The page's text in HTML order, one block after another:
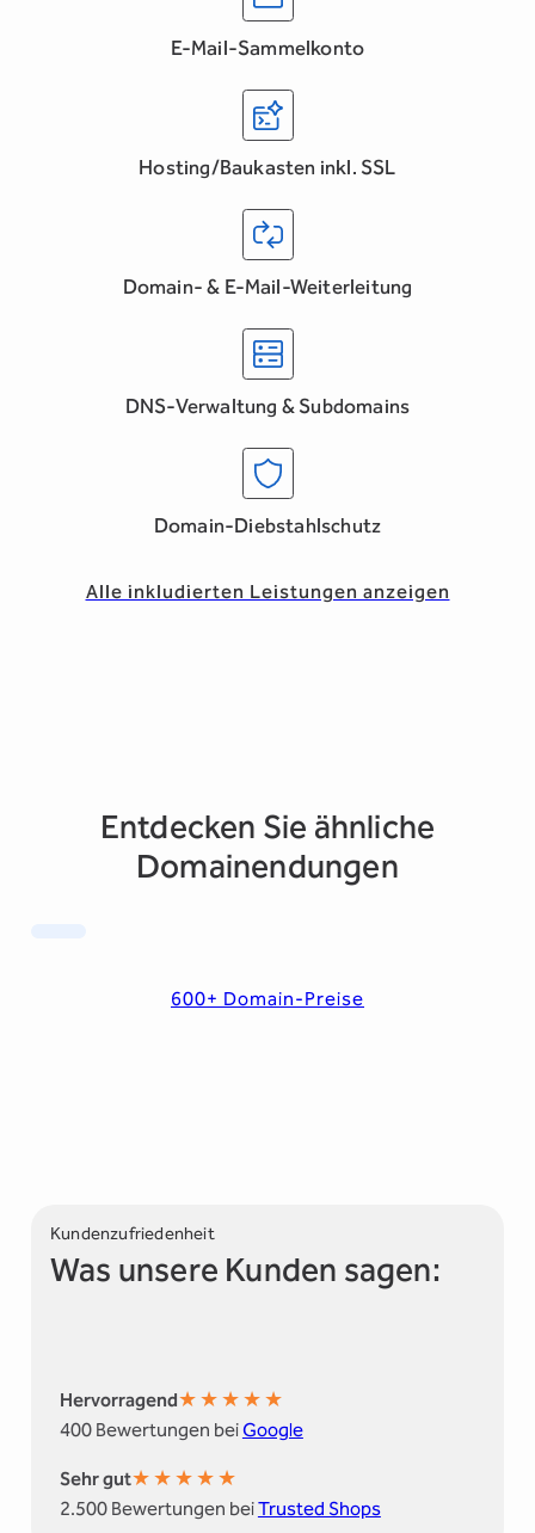
E-Mail-Sammelkonto
Hosting/Baukasten inkl. SSL
Domain- & E-Mail-Weiterleitung
DNS-Verwaltung & Subdomains
Domain-Diebstahlschutz
Alle inkludierten Leistungen anzeigen
Entdecken Sie ähnliche
Domainendungen
600+ Domain-Preise
Kundenzufriedenheit
Was unsere Kunden sagen:
Hervorragend★★★★★
400 Bewertungen beiGoogle
Sehr gut★★★★★
2.500 Bewertungen beiTrusted Shops